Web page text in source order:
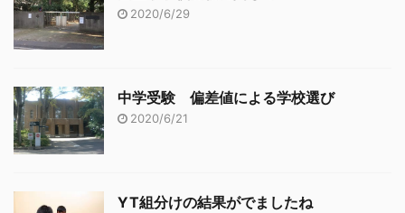
2020/6/29
中学受験 偏差値による学校選び
2020/6/21
YT組分けの結果がでましたね